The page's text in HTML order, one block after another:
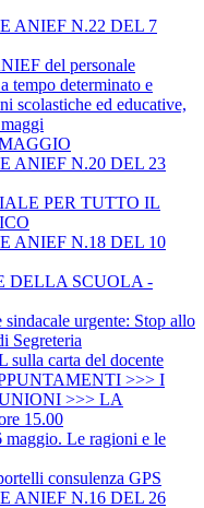
ANIEF N.22 DEL 7
del personale
tempo determinato e
scolastiche ed educative,
ANIEF N.20 DEL 23
PER TUTTO IL
ANIEF N.18 DEL 10
DELLA SCUOLA -
urgente: Stop allo
Segreteria
sulla carta del docente
>>> I
>>> LA
15.00
maggio. Le ragioni e le
consulenza GPS
ANIEF N.16 DEL 26